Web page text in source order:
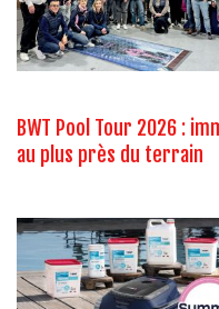
BWT Pool Tour 2026 :
au plus près du terrain